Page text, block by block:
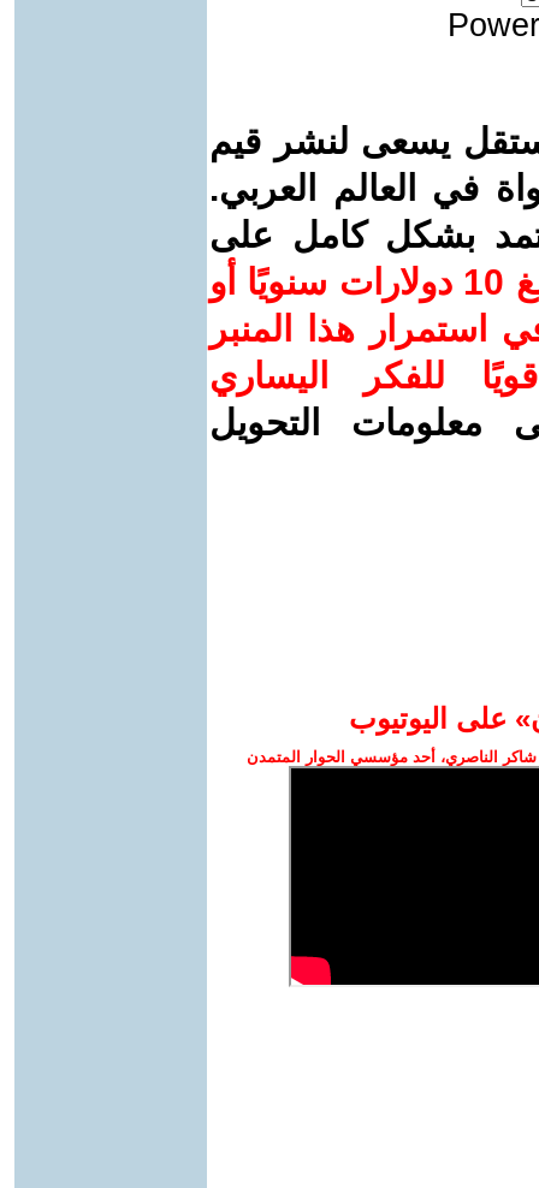
يسعى لنشر قيم
في العالم العربي.
بشكل كامل على
ساهم/ي معنا! بدعمكم بمبلغ 10 دولارات سنويًا أو
استمرار هذا المنبر
للفكر اليساري
معلومات التحويل
على اليوتيوب
الناصري، أحد مؤسسي الحوار المتمدن